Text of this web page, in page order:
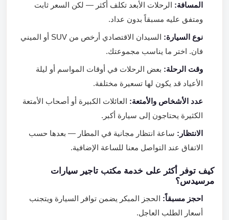
المسافة:الرحلات الأبعد تكلف أكثر — لكن السعر ثابت
ومتفق عليه مسبقاً بدون عداد.
نوع السيارة:
السيدان الاقتصادي أرخص من SUV أو الميني
فان. اختر ما يناسب مجموعتك.
وقت الرحلة:بعض الرحلات في أوقات المواسم أو ليلة
الأعياد قد يكون لها تسعيرة مختلفة.
عدد الأشخاص والأمتعة:العائلات الكبيرة أو أصحاب الأمتعة
الكثيرة يحتاجون إلى سيارة أكبر.
الانتظار:ساعة انتظار مجانية في المطار — بعدها حسب
الاتفاق عند التواصل معنا للساعة الإضافية.
كيف توفر أكثر على خدمة مكتب تاجير سيارات
مرسيدس؟
احجز مسبقاً:الحجز المبكر يضمن توافر السيارة ويتجنب
أسعار الطلب العاجل.